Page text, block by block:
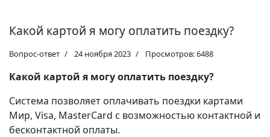
Какой картой я могу оплатить поездку?
Вопрос-ответ 24 ноября 2023 Просмотров: 6488
Какой картой я могу оплатить поездку?
Система позволяет оплачивать поездки картами
Мир, Visa, MasterCard с возможностью контактной и
бесконтактной оплаты.